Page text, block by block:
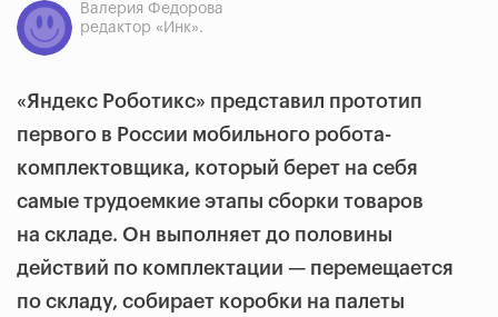
Валерия Федорова
редактор «Инк».
«Яндекс Роботикс» представил прототип
первого в России мобильного робота-
комплектовщика, который берет на себя
самые трудоемкие этапы сборки товаров
на складе. Он выполняет до половины
действий по комплектации — перемещается
по складу, собирает коробки на палеты